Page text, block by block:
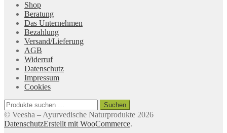
Shop
Beratung
Das Unternehmen
Bezahlung
Versand/Lieferung
AGB
Widerruf
Datenschutz
Impressum
Cookies
Suchen
nach:
Suchen
© Veesha – Ayurvedische Naturprodukte 2026
DatenschutzErstellt mit WooCommerce.